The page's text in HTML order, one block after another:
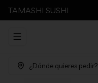
TAMASHI SUSHI
Abrir menu de navegación
¿Dónde quieres pedir?